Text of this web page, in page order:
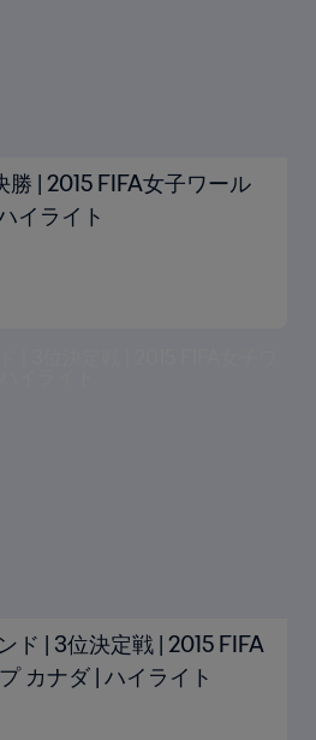
勝 | 2015 FIFA女子ワール
イライト
ド | 3位決定戦 | 2015 FIFA
カナダ | ハイライト